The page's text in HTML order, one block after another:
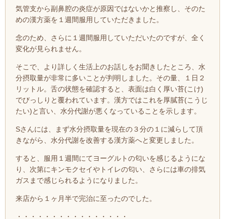
気管支から副鼻腔の炎症が原因ではないかと推察し、そのた
めの漢方薬を１週間服用していただきました。
念のため、さらに１週間服用していただいたのですが、全く
変化が見られません。
そこで、より詳しく生活上のお話しをお聞きしたところ、水
分摂取量が非常に多いことが判明しました。その量、１日２
リットル。 舌の状態を確認すると、表面は白く厚い苔(こけ)
でびっしりと覆われています。漢方ではこれを厚膩苔(こうじ
たい)と言い、水分代謝が悪くなっていることを示します。
Sさんには、まず水分摂取量を現在の３分の１に減らして頂
きながら、 水分代謝を改善する漢方薬へと変更しました。
すると、服用１週間にてヨーグルトの匂いを感じるようにな
り、次第にキンモクセイやトイレの匂い、さらには車の排気
ガスまで感じられるようになりました。
来店から１ヶ月半で完治に至ったのでした。
・・・・・・・・・・・・・・・・